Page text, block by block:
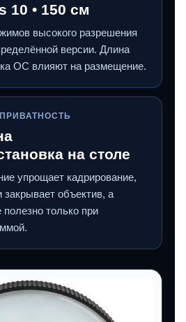
10 • 150 см
высокого разрешения
версии. Длина
ОС влияют на размещение.
на столе
упрощает кадрирование,
объектив, а
полезно только при